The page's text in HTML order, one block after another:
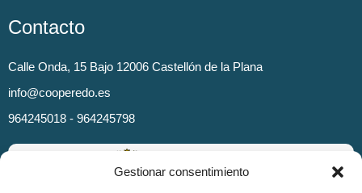
Gestionar consentimiento
Contacto
Calle Onda, 15 Bajo 12006 Castellón de la Plana
info@cooperedo.es
964245018 - 964245798